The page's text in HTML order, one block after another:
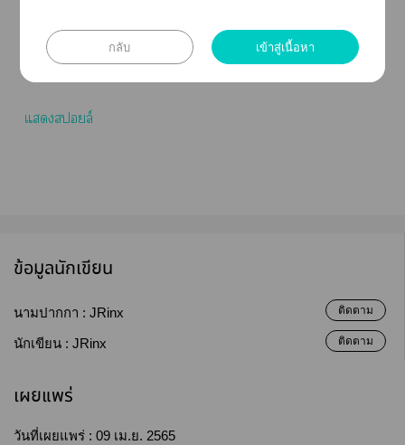
ถึงาะะาแะาา โใช้วิจารณญาณ
ใาอ่านแะไม่เลียนแหรือทำาใชีวิตจริง
แสล์
ข้อมูลนักเขียน
นามปากกา : JRinx ติดตาม
นักเขียน : JRinx ติดตาม
เผยแพร่
วันที่เผยแพร่ : 09 เม.ย. 2565
กลับ เข้าสู่เนื้อหา